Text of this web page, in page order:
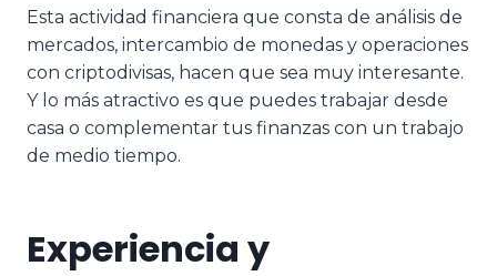
Esta actividad financiera que consta de análisis de
mercados, intercambio de monedas y operaciones
con criptodivisas, hacen que sea muy interesante.
Y lo más atractivo es que puedes trabajar desde
casa o complementar tus finanzas con un trabajo
de medio tiempo.
Experiencia y